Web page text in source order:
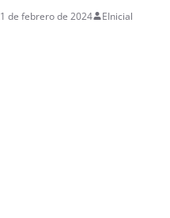
1 de febrero de 2024 EInicial